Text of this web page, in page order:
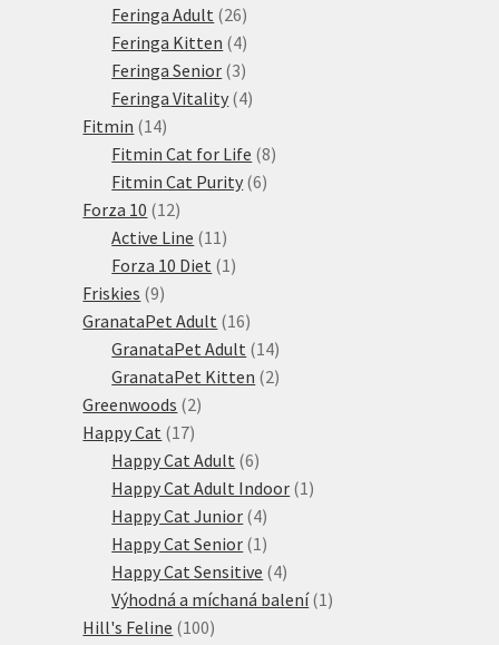
produktů
Feringa Adult 2626
produktů
Feringa Kitten 44
produkty
Feringa Senior 33
produkty
Feringa Vitality 44
Fitmin 1414
produktů
Fitmin Cat for Life 88
Fitmin Cat Purity 66
Forza 10 1212
produktů
Active Line 11 11
produktů
Forza 10 Diet 1 1
Friskies 99
produktů
GranataPet Adult 1616
produktů
GranataPet Adult 1414
produktů
GranataPet Kitten 22
Greenwoods 22
Happy Cat 1717
produktů
Happy Cat Adult 66
produktů
Happy Cat Adult Indoor 1 1
Happy Cat Junior 44
produkty
Happy Cat Senior 1 1
produkt
Happy Cat Sensitive 44
produkty
Výhodná a míchaná balení 1 1
Hill's Feline 100100